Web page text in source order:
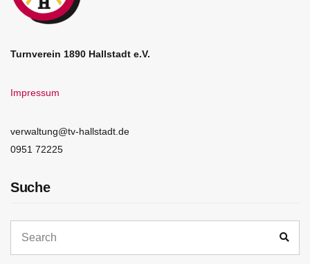
Turnverein 1890 Hallstadt e.V.
Impressum
verwaltung@tv-hallstadt.de
0951 72225
Suche